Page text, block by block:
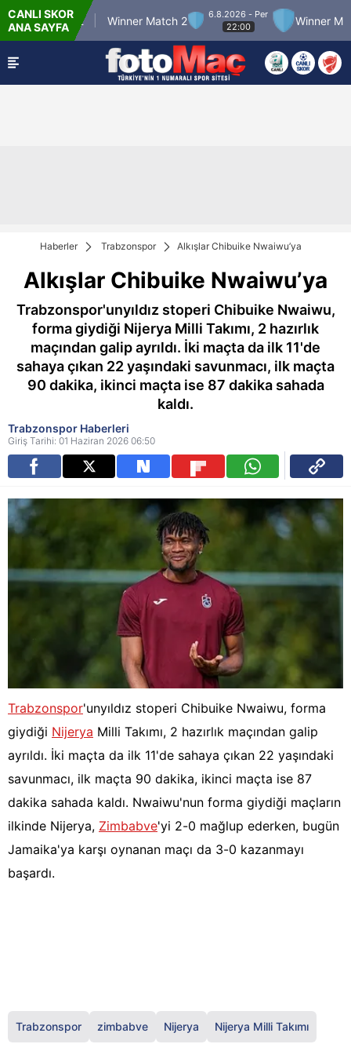
CANLI SKOR
ANA SAYFA
Match 12 Winner Match 2
6.8.2026 - Per
22:00
Winner Match
Haberler Trabzonspor Alkışlar Chibuike Nwaiwu’ya
Alkışlar Chibuike Nwaiwu’ya
Trabzonspor'unyıldız stoperi Chibuike Nwaiwu,
forma giydiği Nijerya Milli Takımı, 2 hazırlık
maçından galip ayrıldı. İki maçta da ilk 11'de
sahaya çıkan 22 yaşındaki savunmacı, ilk maçta
90 dakika, ikinci maçta ise 87 dakika sahada
kaldı.
Trabzonspor Haberleri
Giriş Tarihi: 01 Haziran 2026 06:50
Trabzonspor'unyıldız stoperi Chibuike Nwaiwu, forma
giydiği Nijerya Milli Takımı, 2 hazırlık maçından galip
ayrıldı. İki maçta da ilk 11'de sahaya çıkan 22 yaşındaki
savunmacı, ilk maçta 90 dakika, ikinci maçta ise 87
dakika sahada kaldı. Nwaiwu'nun forma giydiği maçların
ilkinde Nijerya, Zimbabve'yi 2-0 mağlup ederken, bugün
Jamaika'ya karşı oynanan maçı da 3-0 kazanmayı
başardı.
Trabzonspor zimbabve Nijerya Nijerya Milli Takımı